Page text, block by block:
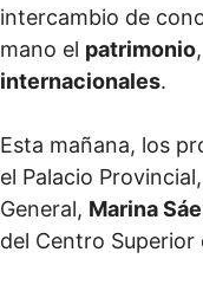
intercambio de
mano el patrimonio
internacionales.
Esta mañana, los
el Palacio
General, Marina
del Centro Superior